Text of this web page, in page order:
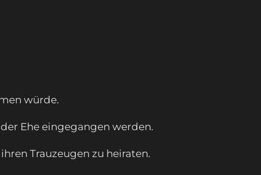
würde.
Ehe eingegangen werden.
Trauzeugen zu heiraten.